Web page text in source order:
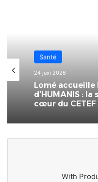
Santé
24 juin 2026
Lomé accueille
d’HUMANIS :
cœur du CETEF
Santé
4 avril 2026
La BB Lomé
national de
aux
With